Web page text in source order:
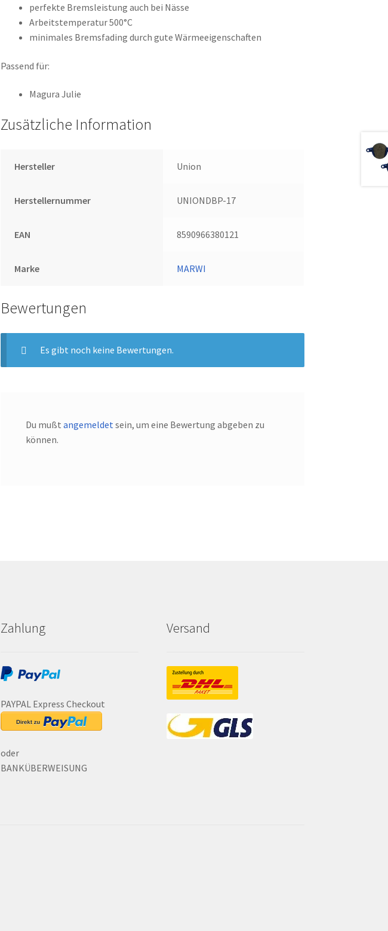
perfekte Bremsleistung auch bei Nässe
Arbeitstemperatur 500°C
minimales Bremsfading durch gute Wärmeeigenschaften
Passend für:
Magura Julie
Zusätzliche Information
Hersteller Union
Herstellernummer UNIONDBP-17
EAN 8590966380121
Marke MARWI
Bewertungen
Es gibt noch keine Bewertungen.
Du mußtangemeldet sein, um eine Bewertung abgeben zu
können.
Zahlung
PAYPAL Express Checkout
oder
BANKÜBERWEISUNG
Versand